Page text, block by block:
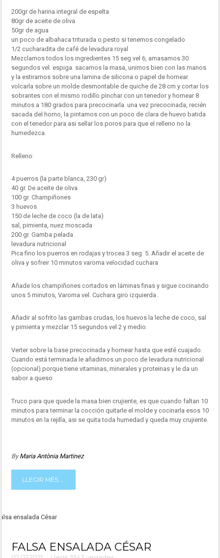
200gr de harina integral de espelta
80gr de aceite de oliva
50gr de agua
un poco de albahaca triturada o pesto si tenemos congelado
1/2 cucharadita de café de levadura royal
Mezclamos todos los ingredientes 15 seg.vel 6, amasamos 30
segundos vel. espiga. sacamos la masa, unimos bien con las manos
y la estiramos sobre una lamina de silicona o papel de hornear.
volcarla sobre un molde desmontable de quiche de 28 cm y cortar los
sobrantes con el mismo rodillo pinchar con un tenedor y hornear 8
minutos a 180 grados para precocinarla. una vez precocinada, recién
sacada del horno, la pintamos con un poco de clara de huevo batida
con el tenedor para asi sellar los poros para que el relleno no la
humedezca.
Relleno:
4 puerros (la parte blanca, 230 gr)
40 gr. De aceite de oliva
100 gr. Champiñones
3 huevos
150 de leche de coco (la de lata)
sal, pimienta, nuez moscada
200 gr. Gamba pelada
levadura nutricional
Pica fino los puerros en rodajas y trocea 3 seg. 5. Añadir el aceite de
oliva y sofreir 10 minutos varoma velocidad cuchara
Añade los champiñones cortados en láminas finas y sigue cocinando
unos 5 minutos, Varoma vel. Cuchara giro izquierda .
Añadir al sofrito las gambas crudas, los huevos la leche de coco, sal
y pimienta y mezclar 15 segundos vel 2 y medio.
Verter sobre la base precocinada y hornear hasta que esté cuajado.
Cuando está terminada le añadimos un poco de levadura nutricional
(opcional) porque tiene vitaminas, minerales y proteinas y le da un
sabor a queso
Truco para que quede la masa bien crujiente, es que cuando faltan 10
minutos para terminar la cocción quitarle el molde y cocinarla esos 10
minutos en la rejilla, asi se quita toda humedad y queda muy crujiente.
ByMaria Antònia Martinez
LLEGIR MÉS ...
FALSA ENSALADA CÉSAR